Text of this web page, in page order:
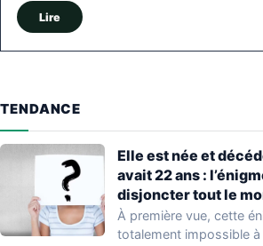
Lire
TENDANCE
Elle est née et
avait 22 ans :
disjoncter tout le
À première vue, cette
totalement impossible à